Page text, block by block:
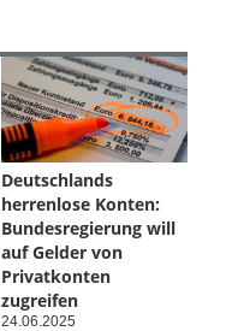
Deutschlands
herrenlose Konten:
Bundesregierung will
auf Gelder von
Privatkonten
zugreifen
24.06.2025